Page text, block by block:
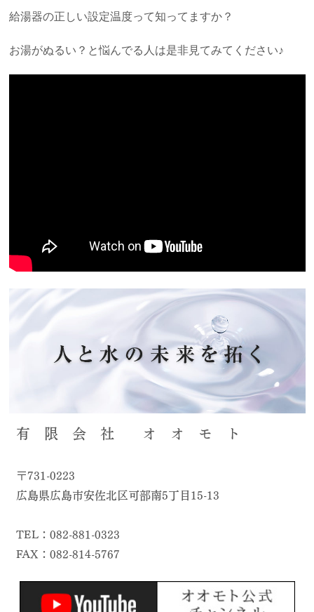
給湯器の正しい設定温度って知ってますか？
お湯がぬるい？と悩んでる人は是非見てみてください♪
有 限 会 社 オ オ モ ト
〒731-0223
広島県広島市安佐北区可部南5丁目15-13
TEL：082-881-0323
FAX：082-814-5767